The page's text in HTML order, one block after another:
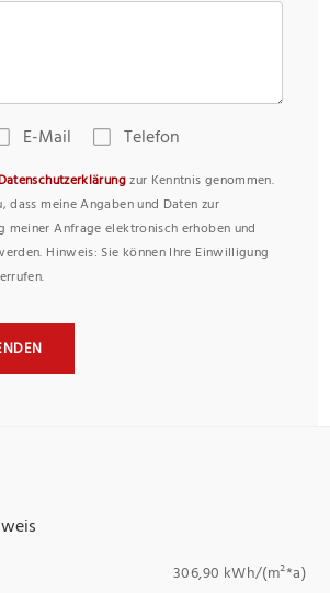
E-Mail Telefon
Datenschutzerklärungzur Kenntnis genommen.
dass meine Angaben und Daten zur
meiner Anfrage elektronisch erhoben und
Hinweis: Sie können Ihre Einwilligung
306,90 kWh/(m²*a)